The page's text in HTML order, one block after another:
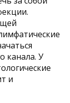
канала. У
и